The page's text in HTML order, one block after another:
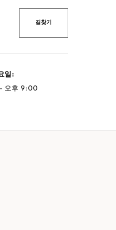
길찾기
일:
오후 9:00